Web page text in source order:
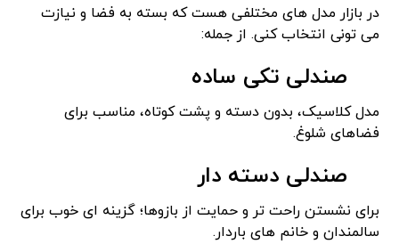
در بازار مدل های مختلفی هست که بسته به فضا و نیازت
می تونی انتخاب کنی. از جمله:
صندلی تکی ساده
مدل کلاسیک، بدون دسته و پشت کوتاه، مناسب برای
فضاهای شلوغ.
صندلی دسته دار
برای نشستن راحت تر و حمایت از بازوها؛ گزینه ای خوب برای
سالمندان و خانم های باردار.